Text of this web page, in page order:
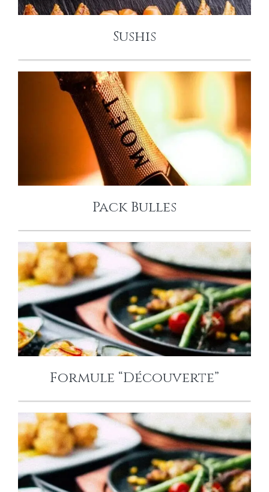
Sushis
PACK BULLES
Pack Bulles
FORMULE
“DÉCOUVERTE”
Formule “Découverte”
FORMULE
“GOURMANDE”